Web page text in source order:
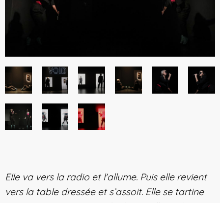
Elle va vers la radio et l'allume. Puis elle revient
vers la table dressée et s’assoit. Elle se tartine